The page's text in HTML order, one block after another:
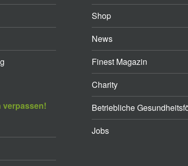
verpassen!
Shop
News
Finest Magazin
Charity
Betriebliche
Jobs